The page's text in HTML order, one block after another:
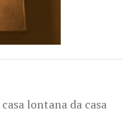
lontana da casa